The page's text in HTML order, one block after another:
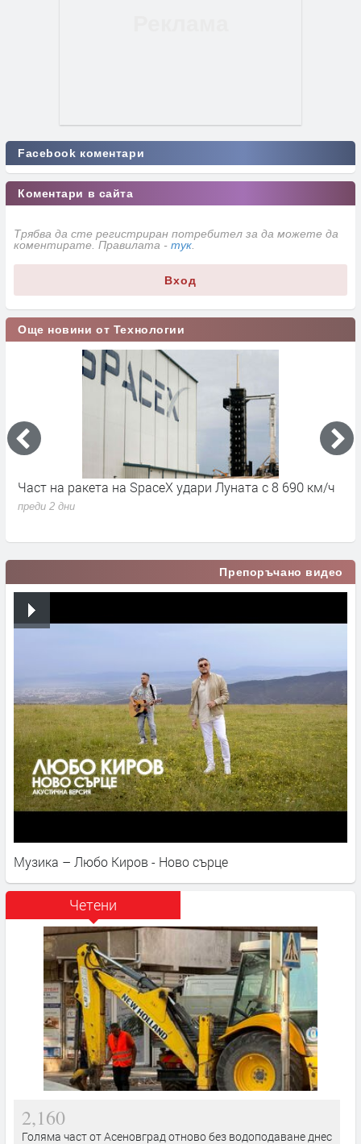
Facebook коментари
Коментари в сайта
Трябва да сте регистриран потребител за да можете да
коментирате. Правилата - тук
Вход
Още новини от Технологии
Част на ракета на SpaceX удари Луната с 8 690 км/ч
преди 2 дни
Препоръчано видео
Музика – Любо Киров - Ново сърце
Четени
2,160
Голяма част от Асеновград отново без водоподаване днес